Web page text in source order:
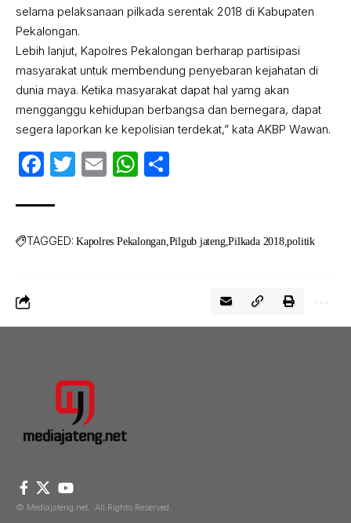
selama pelaksanaan pilkada serentak 2018 di Kabupaten
Pekalongan.
Lebih lanjut, Kapolres Pekalongan berharap partisipasi
masyarakat untuk membendung penyebaran kejahatan di
dunia maya. Ketika masyarakat dapat hal yamg akan
mengganggu kehidupan berbangsa dan bernegara, dapat
segera laporkan ke kepolisian terdekat,” kata AKBP Wawan.
Facebook
Twitter
EmailWhatsApp
TAGGED: Kapolres Pekalongan Pilgub jateng Pilkada 2018 politik
© Mediajateng.net. All Rights Reserved.